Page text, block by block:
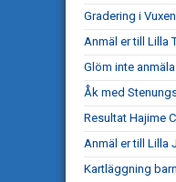
Gradering i
Anmäl er till Lilla
Glöm inte
Åk med
Resultat Hajime
Anmäl er till Lilla
Kartläggning